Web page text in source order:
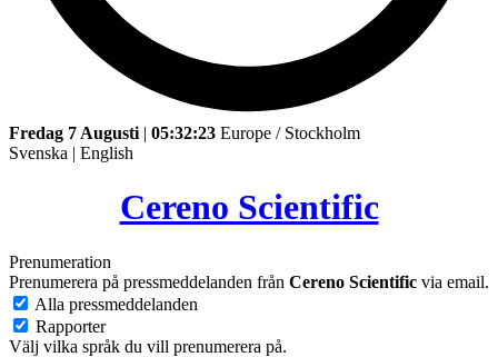
Fredag 7 Augusti | 05:32:23 Europe / Stockholm
Svenska | English
Cereno Scientific
Prenumeration
Prenumerera på pressmeddelanden från Cereno Scientific via email.
Alla pressmeddelanden
Rapporter
Välj vilka språk du vill prenumerera på.